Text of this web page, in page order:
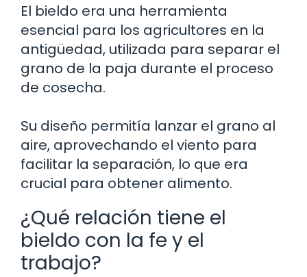
El bieldo era una herramienta
esencial para los agricultores en la
antigüedad, utilizada para separar el
grano de la paja durante el proceso
de cosecha.
Su diseño permitía lanzar el grano al
aire, aprovechando el viento para
facilitar la separación, lo que era
crucial para obtener alimento.
¿Qué relación tiene el
bieldo con la fe y el
trabajo?